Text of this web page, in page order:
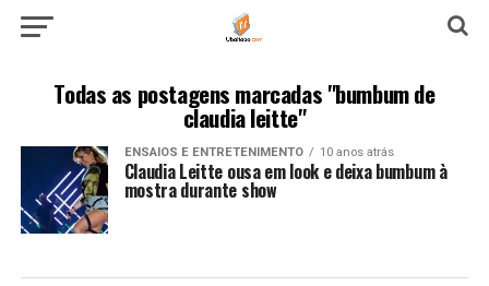
Todas as postagens marcadas "bumbum de
claudia leitte"
ENSAIOS E ENTRETENIMENTO 10 anos atrás
Claudia Leitte ousa em look e deixa bumbum à
mostra durante show